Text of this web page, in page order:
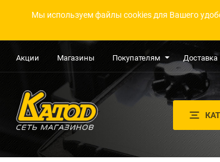
Мы используем файлы cookies для Вашего
Акции Магазины Покупателям Доставка